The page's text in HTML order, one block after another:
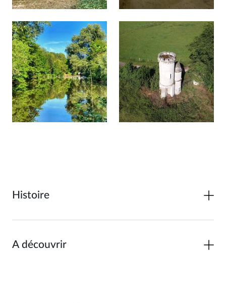
Afficher en diaporama
Histoire
A découvrir